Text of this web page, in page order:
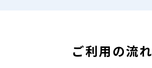
ご利用の流れ